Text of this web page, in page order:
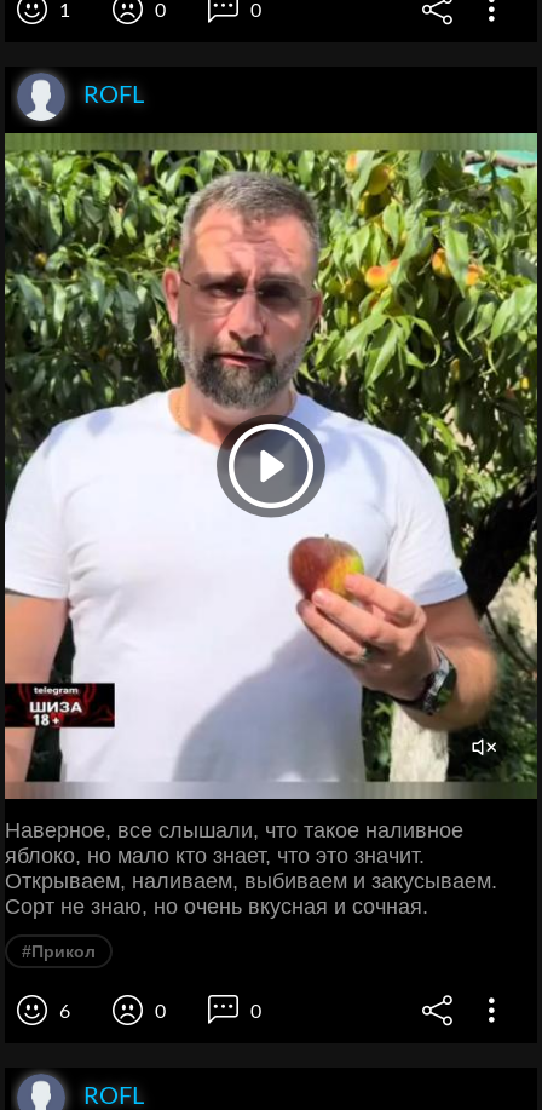
1 0 0
ROFL
Наверное, все слышали, что такое наливное
яблоко, но мало кто знает, что это значит.
Открываем, наливаем, выбиваем и закусываем.
Сорт не знаю, но очень вкусная и сочная.
#Прикол
6 0 0
ROFL